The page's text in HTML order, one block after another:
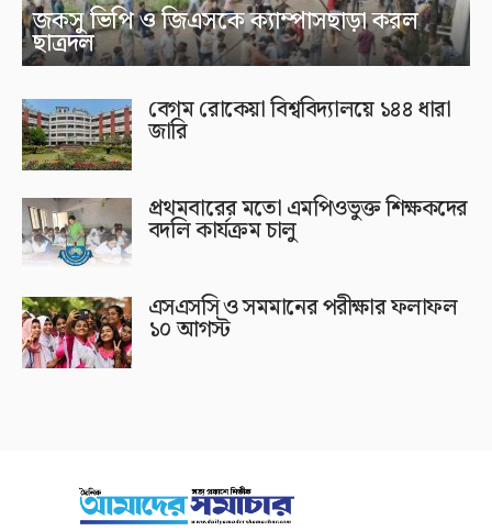
জকসু ভিপি ও জিএসকে ক্যাম্পাসছাড়া করল
ছাত্রদল
বেগম রোকেয়া বিশ্ববিদ্যালয়ে ১৪৪ ধারা
জারি
প্রথমবারের মতো এমপিওভুক্ত শিক্ষকদের
বদলি কার্যক্রম চালু
এসএসসি ও সমমানের পরীক্ষার ফলাফল
১০ আগস্ট